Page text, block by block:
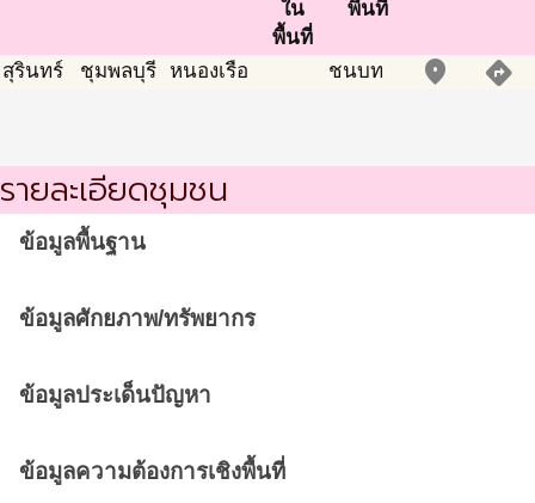
ใน
พื้นที่
พื้นที่
สุรินทร์ ชุมพลบุรี หนองเรือ ชนบท place directions
รายละเอียดชุมชน
ข้อมูลพื้นฐาน
ข้อมูลศักยภาพ/ทรัพยากร
ข้อมูลประเด็นปัญหา
ข้อมูลความต้องการเชิงพื้นที่